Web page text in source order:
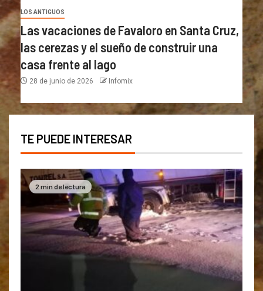
LOS ANTIGUOS
Las vacaciones de Favaloro en Santa Cruz,
las cerezas y el sueño de construir una
casa frente al lago
28 de junio de 2026 Infomix
TE PUEDE INTERESAR
2 min de lectura